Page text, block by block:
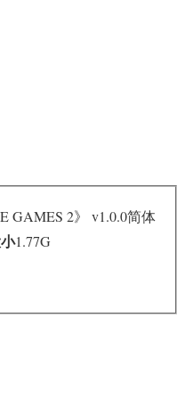
GAMES 2》 v1.0.0简体
1.77G